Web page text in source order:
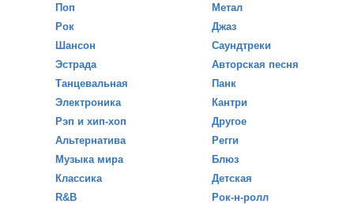
Поп
Рок
Шансон
Эстрада
Танцевальная
Электроника
Рэп и хип-хоп
Альтернатива
Музыка мира
Классика
R&B
Метал
Джаз
Саундтреки
Авторская песня
Панк
Кантри
Другое
Регги
Блюз
Детская
Рок-н-ролл